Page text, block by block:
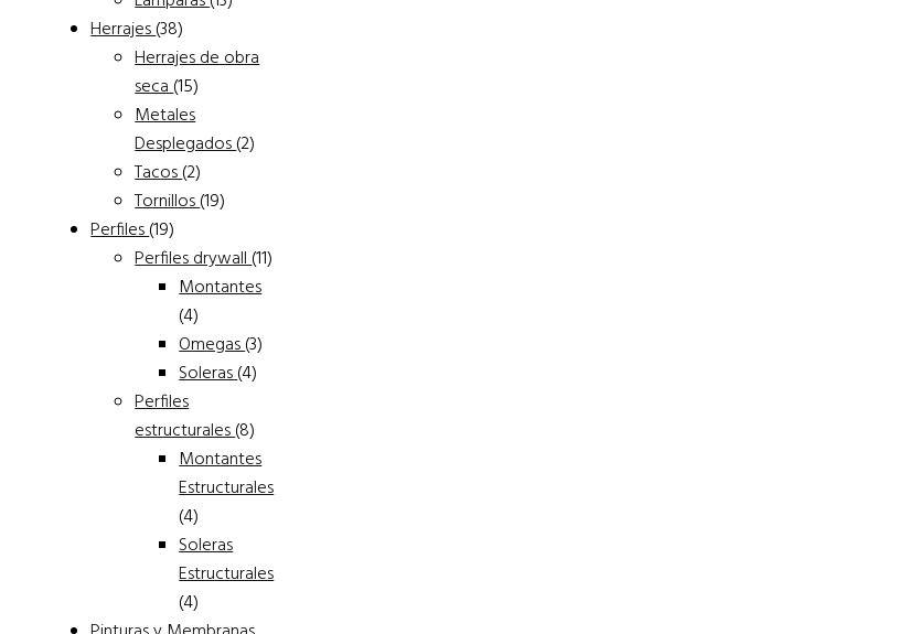
Herrajes3838
products
Herrajes de obra
seca1515
products
Metales
Desplegados22
Tacos22
products
Tornillos1919
Perfiles1919
products
Perfiles drywall1111
Montantes
44
products
Omegas33
Soleras44
Perfiles
estructurales88
products
Montantes
Estructurales
44
products
Soleras
Estructurales
44